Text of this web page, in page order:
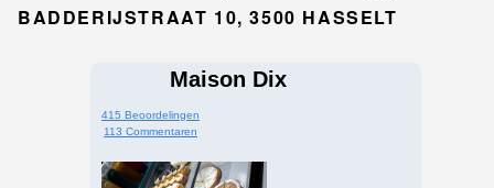
BADDERIJSTRAAT 10, 3500 HASSELT
Maison Dix
415 Beoordelingen
113 Commentaren